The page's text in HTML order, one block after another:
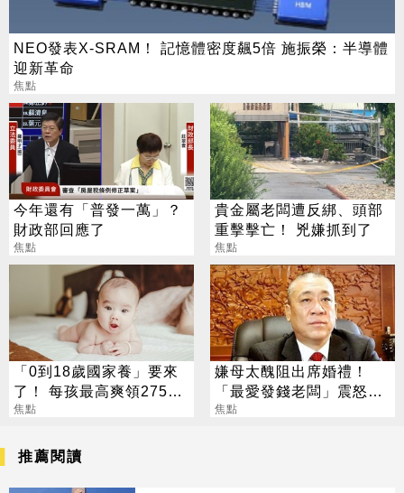
NEO發表X-SRAM！ 記憶體密度飆5倍 施振榮：半導體
迎新革命
焦點
今年還有「普發一萬」？
財政部回應了
焦點
貴金屬老闆遭反綁、頭部
重擊擊亡！ 兇嫌抓到了
焦點
「0到18歲國家養」要來
了！ 每孩最高爽領275萬
0至6歲月領1萬元
焦點
嫌母太醜阻出席婚禮！
「最愛發錢老闆」震怒開
除：我看不起你
焦點
推薦閱讀